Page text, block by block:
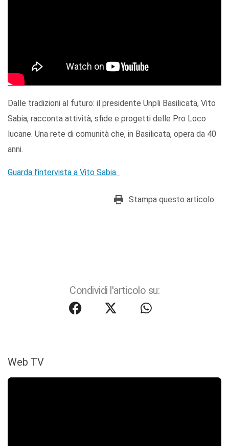
Dalle tradizioni al futuro: il presidente Unpli Basilicata, Vito
Sabia, racconta attività, sfide e progetti delle Pro Loco
lucane. Una rete di comunità che, in Basilicata, opera da 40
anni.
Guarda l’intervista a Vito Sabia.
Stampa questo articolo
Condividi l'articolo su:
Web TV